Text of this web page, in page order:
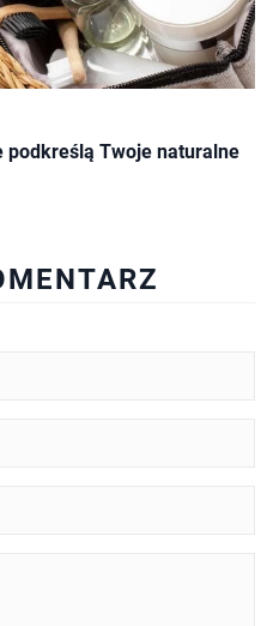
Twoje naturalne